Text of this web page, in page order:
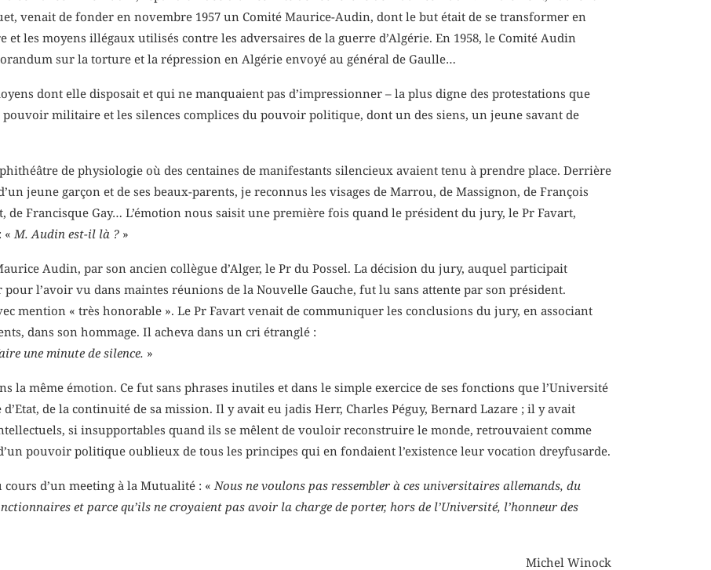
venait de fonder en novembre 1957 un Comité Maurice-Audin, dont le but était de se transformer en
les moyens illégaux utilisés contre les adversaires de la guerre d’Algérie. En 1958, le Comité Audin
sur la torture et la répression en Algérie envoyé au général de Gaulle…
dont elle disposait et qui ne manquaient pas d’impressionner – la plus digne des protestations que
militaire et les silences complices du pouvoir politique, dont un des siens, un jeune savant de
de physiologie où des centaines de manifestants silencieux avaient tenu à prendre place. Derrière
jeune garçon et de ses beaux-parents, je reconnus les visages de Marrou, de Massignon, de François
de Francisque Gay… L’émotion nous saisit une première fois quand le président du jury, le Pr Favart,
«M. Audin est-il là ? »
Audin, par son ancien collègue d’Alger, le Pr du Possel. La décision du jury, auquel participait
l’avoir vu dans maintes réunions de la Nouvelle Gauche, fut lu sans attente par son président.
mention « très honorable ». Le Pr Favart venait de communiquer les conclusions du jury, en associant
dans son hommage. Il acheva dans un cri étranglé :
une minute de silence. »
la même émotion. Ce fut sans phrases inutiles et dans le simple exercice de ses fonctions que l’Université
de la continuité de sa mission. Il y avait eu jadis Herr, Charles Péguy, Bernard Lazare ; il y avait
si insupportables quand ils se mêlent de vouloir reconstruire le monde, retrouvaient comme
pouvoir politique oublieux de tous les principes qui en fondaient l’existence leur vocation dreyfusarde.
d’un meeting à la Mutualité : «Nous ne voulons pas ressembler à ces universitaires allemands, du
et parce qu’ils ne croyaient pas avoir la charge de porter, hors de l’Université, l’honneur des
Michel Winock